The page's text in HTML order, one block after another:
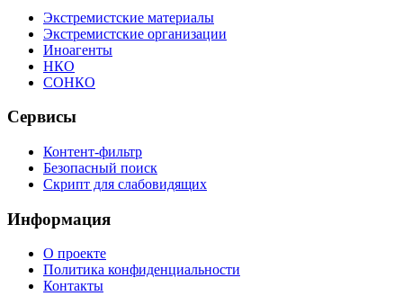
Экстремистские материалы
Экстремистские организации
Иноагенты
НКО
СОНКО
Сервисы
Контент-фильтр
Безопасный поиск
Скрипт для слабовидящих
Информация
О проекте
Политика конфиденциальности
Контакты